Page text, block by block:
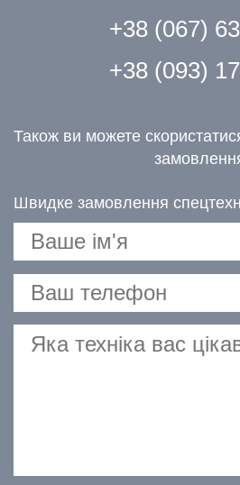
+38 (067)
+38 (093)
Також ви можете
Швидке замовлення